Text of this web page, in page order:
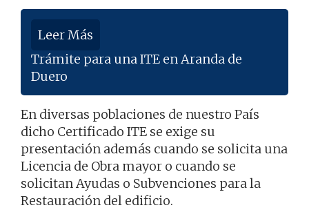
Leer Más
Trámite para una ITE en Aranda de
Duero
En diversas poblaciones de nuestro País
dicho Certificado ITE se exige su
presentación además cuando se solicita una
Licencia de Obra mayor o cuando se
solicitan Ayudas o Subvenciones para la
Restauración del edificio.